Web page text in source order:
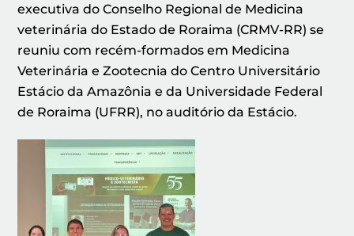
executiva do Conselho Regional de Medicina
veterinária do Estado de Roraima (CRMV-RR) se
reuniu com recém-formados em Medicina
Veterinária e Zootecnia do Centro Universitário
Estácio da Amazônia e da Universidade Federal
de Roraima (UFRR), no auditório da Estácio.